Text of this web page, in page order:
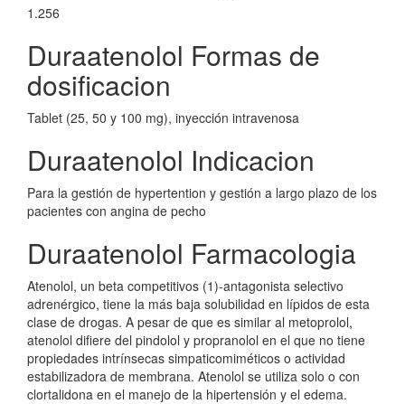
1.256
Duraatenolol Formas de
dosificacion
Tablet (25, 50 y 100 mg), inyección intravenosa
Duraatenolol Indicacion
Para la gestión de hypertention y gestión a largo plazo de los
pacientes con angina de pecho
Duraatenolol Farmacologia
Atenolol, un beta competitivos (1)-antagonista selectivo
adrenérgico, tiene la más baja solubilidad en lípidos de esta
clase de drogas. A pesar de que es similar al metoprolol,
atenolol difiere del pindolol y propranolol en el que no tiene
propiedades intrínsecas simpaticomiméticos o actividad
estabilizadora de membrana. Atenolol se utiliza solo o con
clortalidona en el manejo de la hipertensión y el edema.